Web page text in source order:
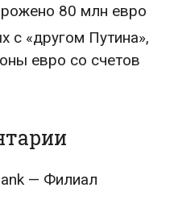
80 млн евро
с «другом Путина»,
евро со счетов
— Филиал